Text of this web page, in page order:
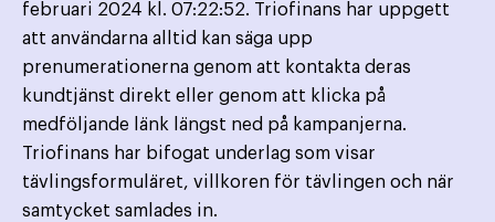
februari 2024 kl. 07:22:52. Triofinans har uppgett
att användarna alltid kan säga upp
prenumerationerna genom att kontakta deras
kundtjänst direkt eller genom att klicka på
medföljande länk längst ned på kampanjerna.
Triofinans har bifogat underlag som visar
tävlingsformuläret, villkoren för tävlingen och när
samtycket samlades in.